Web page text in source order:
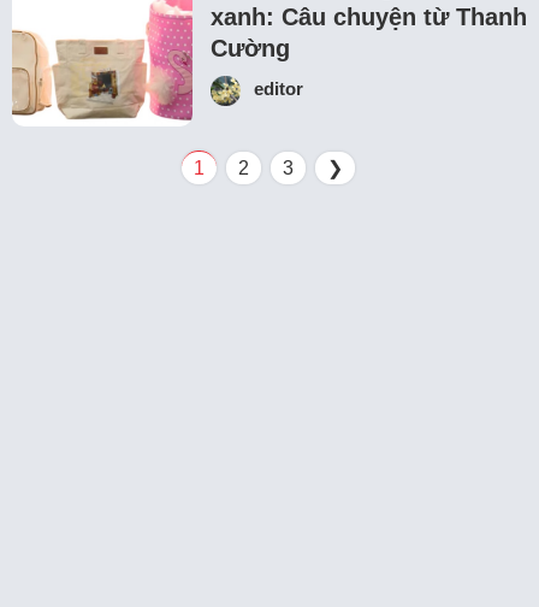
xanh: Câu chuyện từ Thanh
Cường
editor
1 2 3 ❯